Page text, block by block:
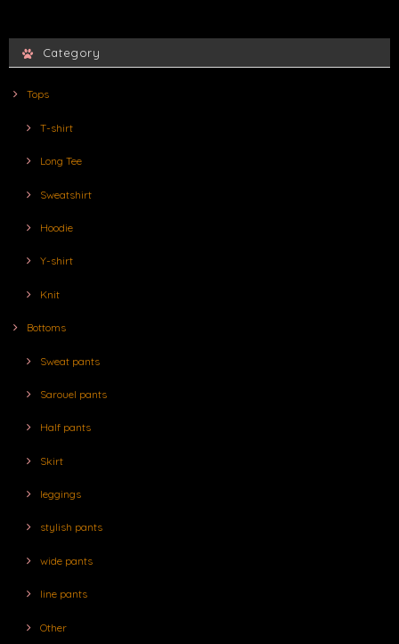
Category
Tops
T-shirt
Long Tee
Sweatshirt
Hoodie
Y-shirt
Knit
Bottoms
Sweat pants
Sarouel pants
Half pants
Skirt
leggings
stylish pants
wide pants
line pants
Other